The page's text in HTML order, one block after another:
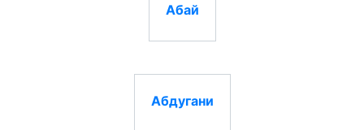
Абай
Абдугани